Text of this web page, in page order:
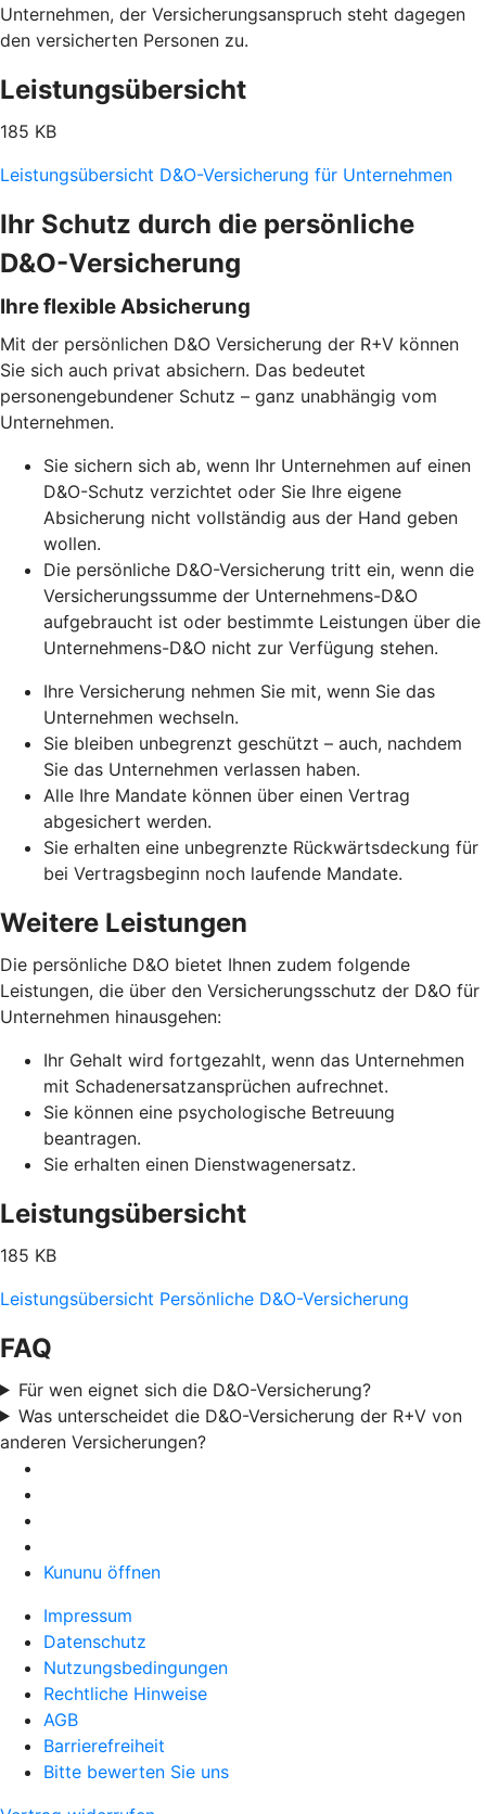
Unternehmen, der Versicherungsanspruch steht dagegen
den versicherten Personen zu.
Leistungsübersicht
185 KB
Leistungsübersicht D&O-Versicherung für Unternehmen
Ihr Schutz durch die persönliche
D&O-Versicherung
Ihre flexible Absicherung
Mit der persönlichen D&O Versicherung der R+V können
Sie sich auch privat absichern. Das bedeutet
personengebundener Schutz – ganz unabhängig vom
Unternehmen.
Sie sichern sich ab, wenn Ihr Unternehmen auf einen
D&O-Schutz verzichtet oder Sie Ihre eigene
Absicherung nicht vollständig aus der Hand geben
wollen.
Die persönliche D&O-Versicherung tritt ein, wenn die
Versicherungssumme der Unternehmens-D&O
aufgebraucht ist oder bestimmte Leistungen über die
Unternehmens-D&O nicht zur Verfügung stehen.
Ihre Versicherung nehmen Sie mit, wenn Sie das
Unternehmen wechseln.
Sie bleiben unbegrenzt geschützt – auch, nachdem
Sie das Unternehmen verlassen haben.
Alle Ihre Mandate können über einen Vertrag
abgesichert werden.
Sie erhalten eine unbegrenzte Rückwärtsdeckung für
bei Vertragsbeginn noch laufende Mandate.
Weitere Leistungen
Die persönliche D&O bietet Ihnen zudem folgende
Leistungen, die über den Versicherungsschutz der D&O für
Unternehmen hinausgehen:
Ihr Gehalt wird fortgezahlt, wenn das Unternehmen
mit Schadenersatzansprüchen aufrechnet.
Sie können eine psychologische Betreuung
beantragen.
Sie erhalten einen Dienstwagenersatz.
Leistungsübersicht
185 KB
Leistungsübersicht Persönliche D&O-Versicherung
FAQ
Für wen eignet sich die D&O-Versicherung?
Was unterscheidet die D&O-Versicherung der R+V von
anderen Versicherungen?
Kununu öffnen
Impressum
Datenschutz
Nutzungsbedingungen
Rechtliche Hinweise
AGB
Barrierefreiheit
Bitte bewerten Sie uns